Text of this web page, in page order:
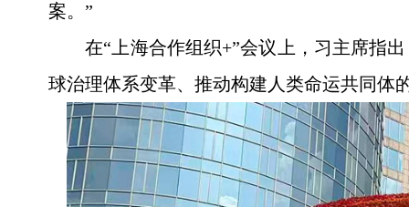
案。”
在“上海合作组织+”会议上，习主席指
球治理体系变革、推动构建人类命运共同体